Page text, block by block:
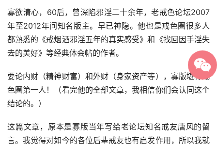
寡欲清心，60后，曾深陷邪淫二十余年，老戒色论坛2007
年至2012年间知名版主。早已神隐。他也是戒色圈很多人
都熟悉的《戒烟酒邪淫五年的真实感受》和《找回因手淫失
去的美好》等经典体会帖的作者。
要论内财（精神财富）和外财（身家资产等），寡版堪称戒
色圈第一人！（看完他的全部文章，我相信你们会认同这个
结论的。）
这篇文章，原本是寡版当年写给老论坛知名戒友唐风的留
言。我觉得对如今的各位后辈戒友也有启发作用，所以我就